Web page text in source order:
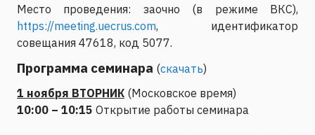
Место проведения: заочно (в режиме ВКС),
https://meeting.uecrus.com, идентификатор
совещания 47618, код 5077.
Программа семинара (скачать)
1 ноября ВТОРНИК (Московское время)
10:00 – 10:15 Открытие работы семинара